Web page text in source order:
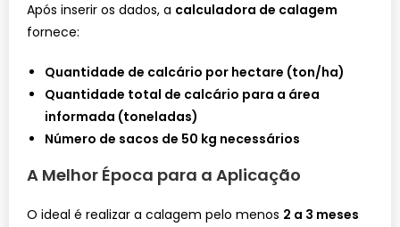
Após inserir os dados, a calculadora de calagem
fornece:
Quantidade de calcário por hectare (ton/ha)
Quantidade total de calcário para a área
informada (toneladas)
Número de sacos de 50 kg necessários
A Melhor Época para a Aplicação
O ideal é realizar a calagem pelo menos 2 a 3 meses